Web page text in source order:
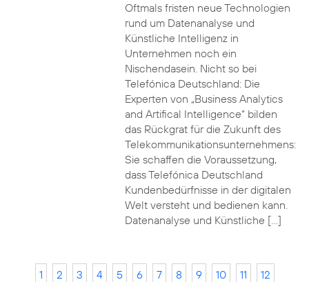
Oftmals fristen neue Technologien
rund um Datenanalyse und
Künstliche Intelligenz in
Unternehmen noch ein
Nischendasein. Nicht so bei
Telefónica Deutschland: Die
Experten von „Business Analytics
and Artifical Intelligence“ bilden
das Rückgrat für die Zukunft des
Telekommunikationsunternehmens:
Sie schaffen die Voraussetzung,
dass Telefónica Deutschland
Kundenbedürfnisse in der digitalen
Welt versteht und bedienen kann.
Datenanalyse und Künstliche […]
1 2 3 4 5 6 7 8 9 10 11
12